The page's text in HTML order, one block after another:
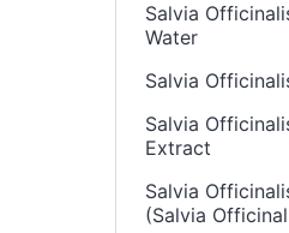
Salvia
Water
Salvia
Salvia
Extract
Salvia
(Salvia